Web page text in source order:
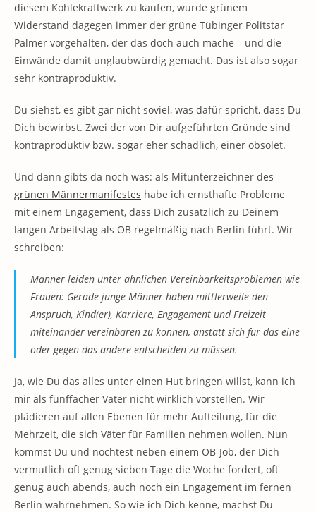
diesem Kohlekraftwerk zu kaufen, wurde grünem
Widerstand dagegen immer der grüne Tübinger Politstar
Palmer vorgehalten, der das doch auch mache – und die
Einwände damit unglaubwürdig gemacht. Das ist also sogar
sehr kontraproduktiv.
Du siehst, es gibt gar nicht soviel, was dafür spricht, dass Du
Dich bewirbst. Zwei der von Dir aufgeführten Gründe sind
kontraproduktiv bzw. sogar eher schädlich, einer obsolet.
Und dann gibts da noch was: als Mitunterzeichner des
grünen Männermanifestes habe ich ernsthafte Probleme
mit einem Engagement, dass Dich zusätzlich zu Deinem
langen Arbeitstag als OB regelmäßig nach Berlin führt. Wir
schreiben:
Männer leiden unter ähnlichen Vereinbarkeitsproblemen wie
Frauen: Gerade junge Männer haben mittlerweile den
Anspruch, Kind(er), Karriere, Engagement und Freizeit
miteinander vereinbaren zu können, anstatt sich für das eine
oder gegen das andere entscheiden zu müssen.
Ja, wie Du das alles unter einen Hut bringen willst, kann ich
mir als fünffacher Vater nicht wirklich vorstellen. Wir
plädieren auf allen Ebenen für mehr Aufteilung, für die
Mehrzeit, die sich Väter für Familien nehmen wollen. Nun
kommst Du und nöchtest neben einem OB-Job, der Dich
vermutlich oft genug sieben Tage die Woche fordert, oft
genug auch abends, auch noch ein Engagement im fernen
Berlin wahrnehmen. So wie ich Dich kenne, machst Du